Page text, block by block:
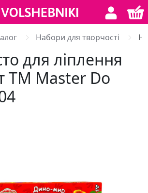
Набори для творчості
для ліплення
ТМ Master Do